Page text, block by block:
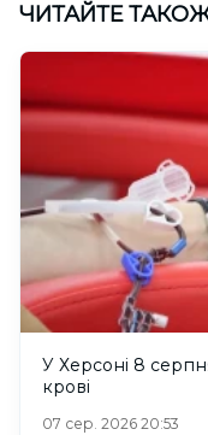
ЧИТАЙТЕ
У Херсоні 8
крові
07 сер. 2026 20:53